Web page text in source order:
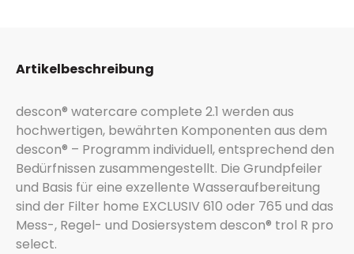
Artikelbeschreibung
descon® watercare complete 2.1 werden aus
hochwertigen, bewährten Komponenten aus dem
descon® – Programm individuell, entsprechend den
Bedürfnissen zusammengestellt. Die Grundpfeiler
und Basis für eine exzellente Wasseraufbereitung
sind der Filter home EXCLUSIV 610 oder 765 und das
Mess-, Regel- und Dosiersystem descon® trol R pro
select.